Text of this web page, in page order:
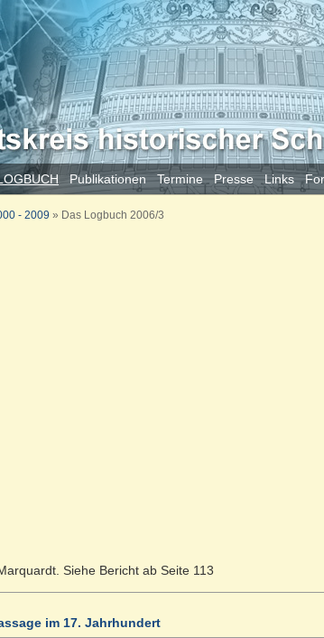
Publikationen Termine Presse Links
- 2009 » Das Logbuch 2006/3
Siehe Bericht ab Seite 113
im 17. Jahrhundert